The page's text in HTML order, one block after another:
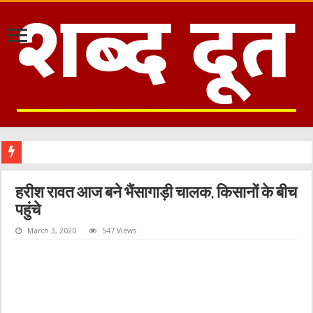
हरीश रावत आज बने भैंसागाड़ी चालक, किसानों के बीच
पहुंचे
March 3, 2020 547 Views